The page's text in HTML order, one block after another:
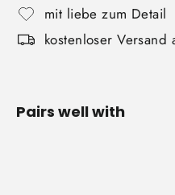
mit liebe zum Detail
kostenloser Versand
Pairs well with